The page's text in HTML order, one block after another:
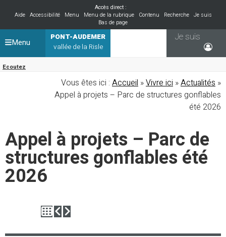
Accès direct :
Aide
Accessibilité Menu Menu de la rubrique Contenu Recherche
Je suis
Bas de page
PONT-AUDEMER
vallée de la Risle
Ecoutez
Je suis
Menu
Vous êtes ici : Accueil »Vivre ici »Actualités »
Appel à projets – Parc de structures gonflables
été 2026
Appel à projets – Parc de
structures gonflables été
2026